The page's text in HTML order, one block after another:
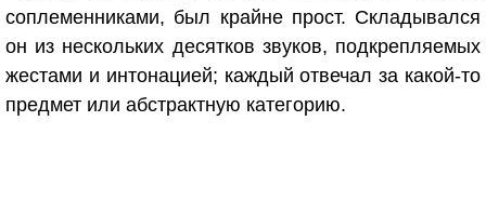
соплеменниками, был крайне прост. Складывался
он из нескольких десятков звуков, подкрепляемых
жестами и интонацией; каждый отвечал за какой-то
предмет или абстрактную категорию.